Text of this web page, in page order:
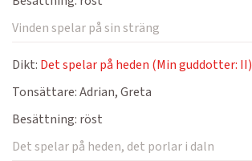
Vinden spelar på sin sträng
Dikt: Det spelar på heden (Min guddotter: II)
Tonsättare:Adrian, Greta
Besättning: röst
Det spelar på heden, det porlar i daln